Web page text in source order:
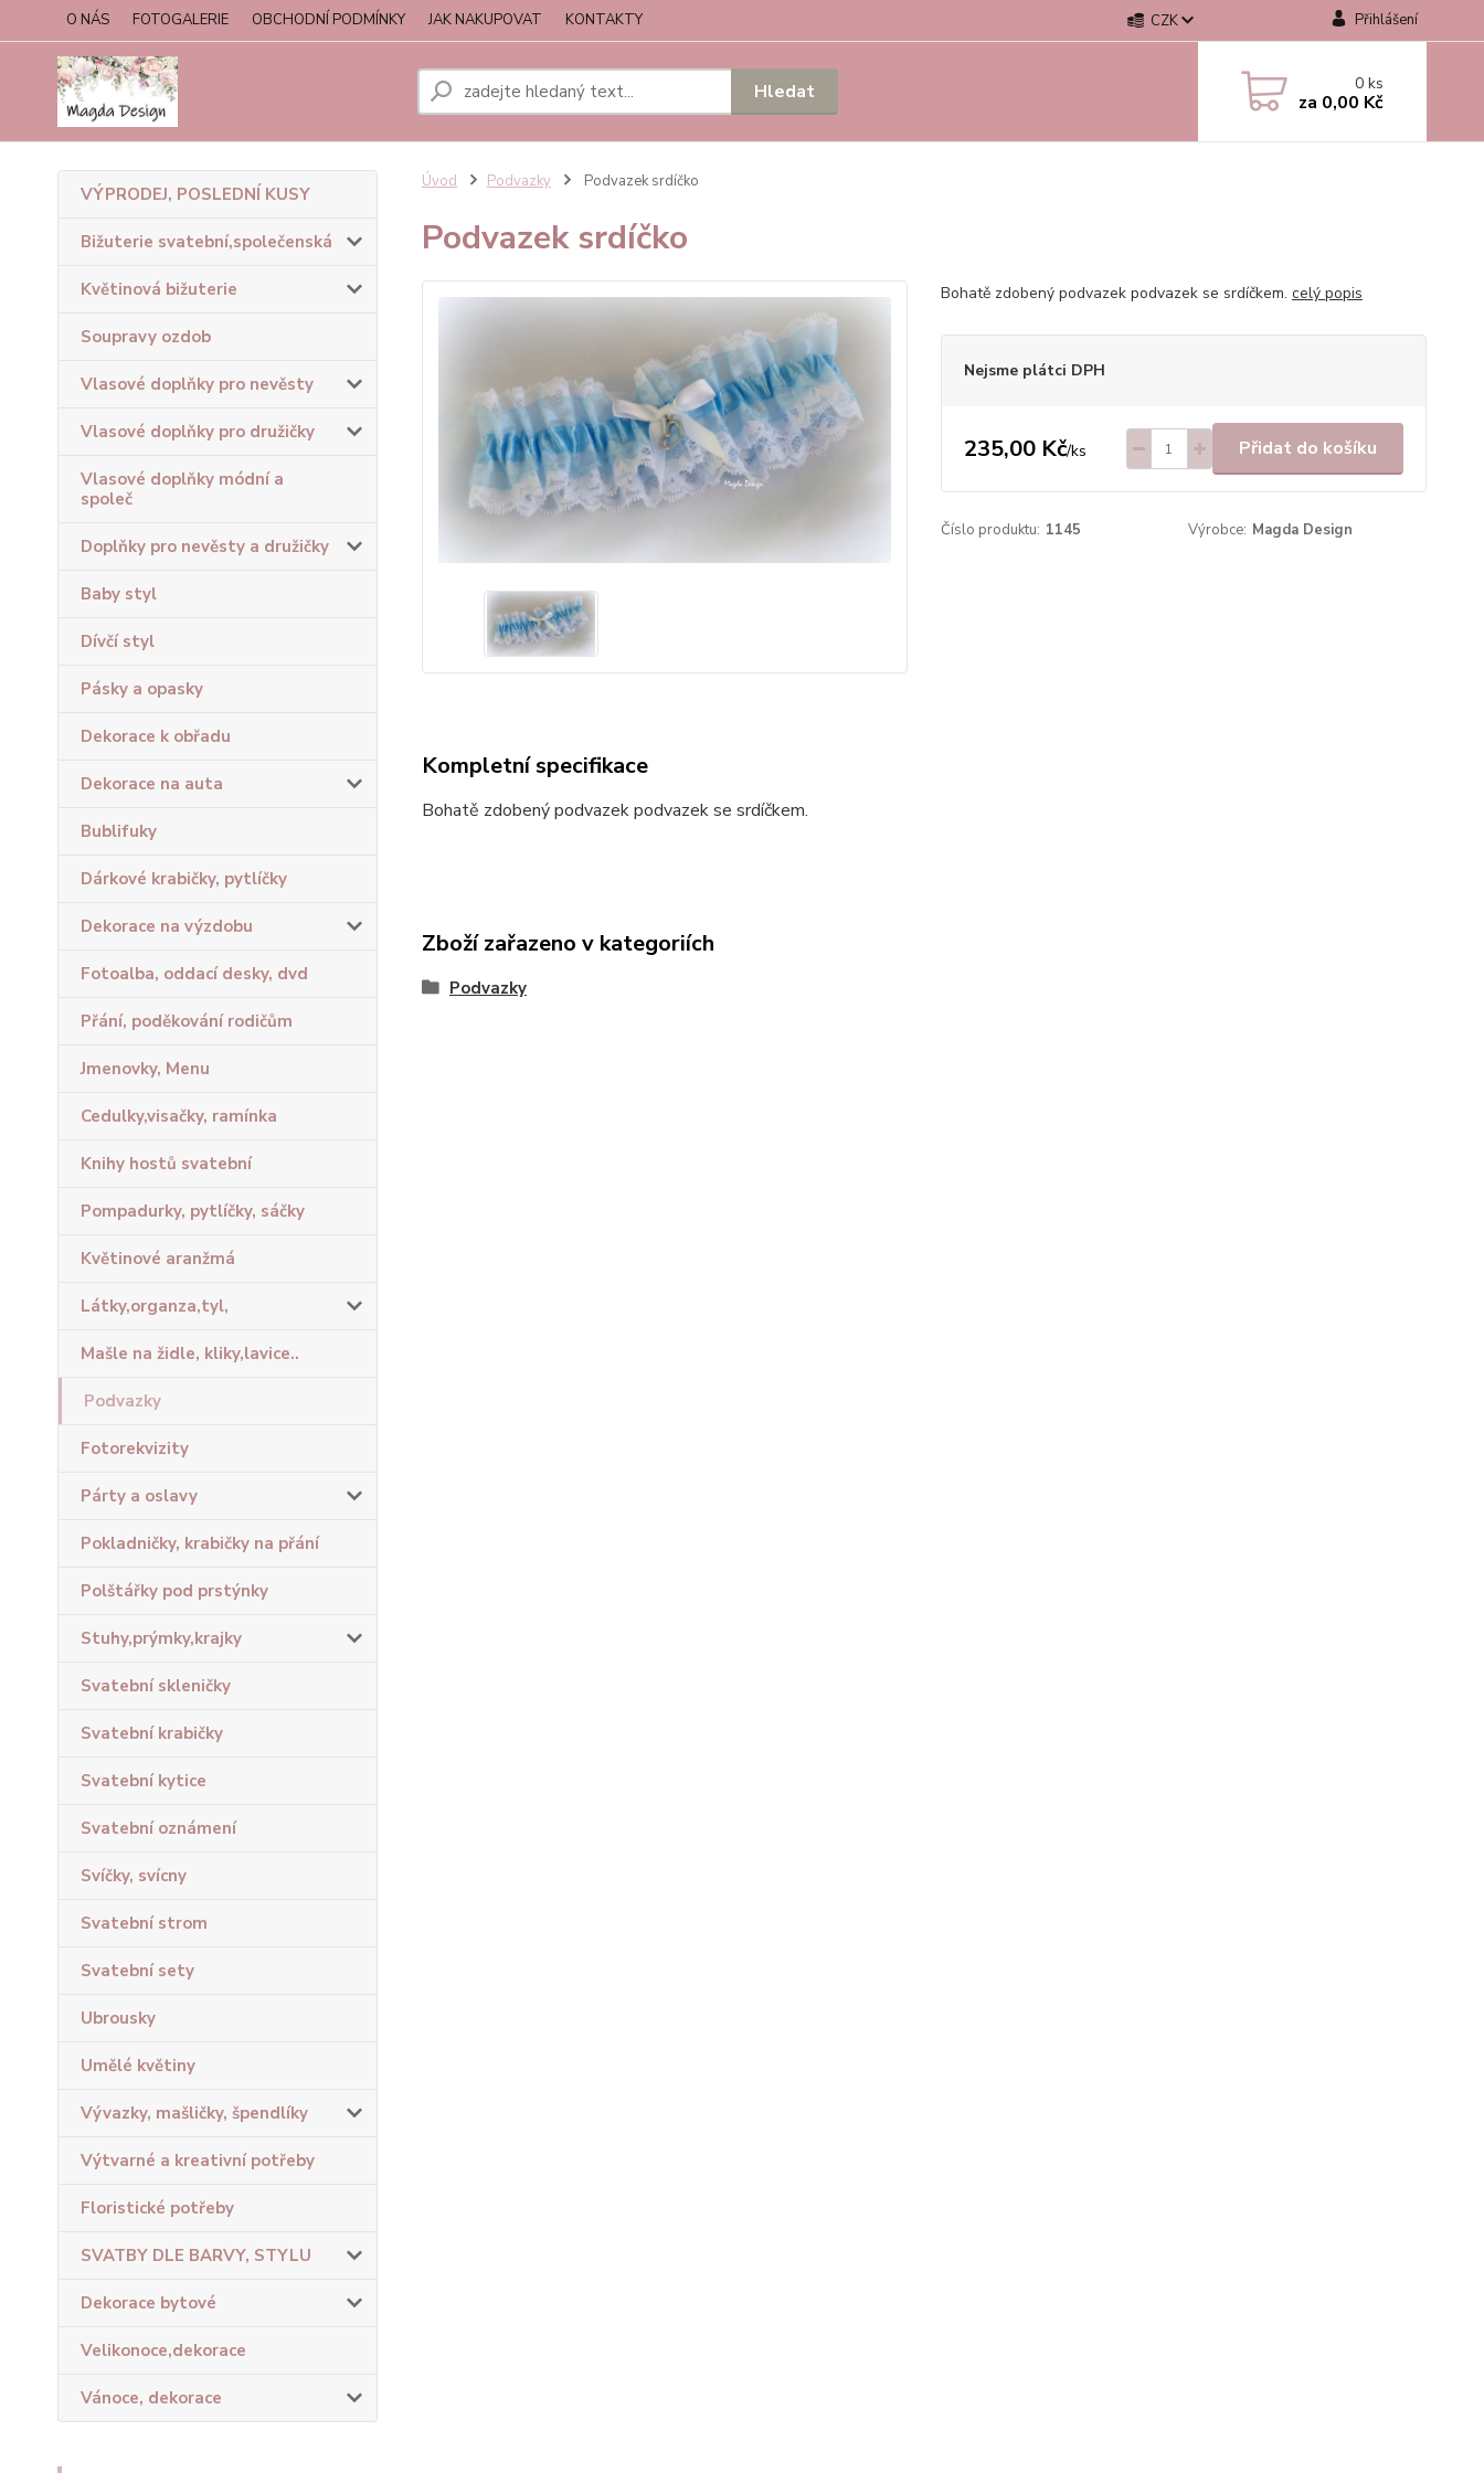
O NÁS FOTOGALERIE OBCHODNÍ PODMÍNKY JAK NAKUPOVAT KONTAKTY CZK Přihlášení
Hledat 0ks
za 0,00 Kč
VÝPRODEJ, POSLEDNÍ KUSY
Bižuterie svatební,společenská
Květinová bižuterie
Soupravy ozdob
Vlasové doplňky pro nevěsty
Vlasové doplňky pro družičky
Vlasové doplňky módní a
společ
Doplňky pro nevěsty a družičky
Baby styl
Dívčí styl
Pásky a opasky
Dekorace k obřadu
Dekorace na auta
Bublifuky
Dárkové krabičky, pytlíčky
Dekorace na výzdobu
Fotoalba, oddací desky, dvd
Přání, poděkování rodičům
Jmenovky, Menu
Cedulky,visačky, ramínka
Knihy hostů svatební
Pompadurky, pytlíčky, sáčky
Květinové aranžmá
Látky,organza,tyl,
Mašle na židle, kliky,lavice..
Podvazky
Fotorekvizity
Párty a oslavy
Pokladničky, krabičky na přání
Polštářky pod prstýnky
Stuhy,prýmky,krajky
Svatební skleničky
Svatební krabičky
Svatební kytice
Svatební oznámení
Svíčky, svícny
Svatební strom
Svatební sety
Ubrousky
Umělé květiny
Vývazky, mašličky, špendlíky
Výtvarné a kreativní potřeby
Floristické potřeby
SVATBY DLE BARVY, STYLU
Dekorace bytové
Velikonoce,dekorace
Vánoce, dekorace
Úvod Podvazky Podvazek srdíčko
Podvazek srdíčko
Bohatě zdobený podvazek podvazek se srdíčkem. celý popis
Nejsme plátci DPH
235,00 Kč/ks Přidat do košíku
Číslo produktu: 1145 Výrobce: Magda Design
Kompletní specifikace
Bohatě zdobený podvazek podvazek se srdíčkem.
Zboží zařazeno v kategoriích
Podvazky